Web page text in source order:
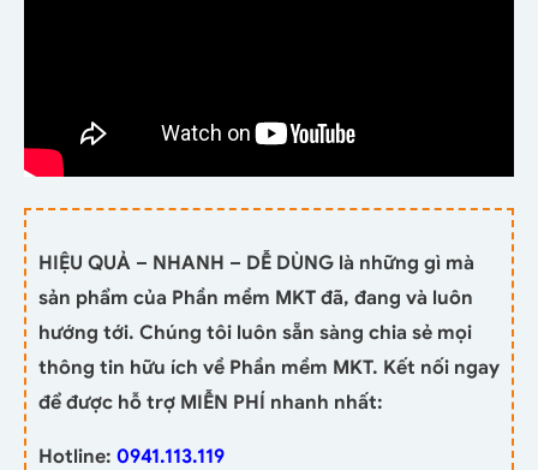
HIỆU QUẢ – NHANH – DỄ DÙNG là những gì mà
sản phẩm của Phần mềm MKT đã, đang và luôn
hướng tới. Chúng tôi luôn sẵn sàng chia sẻ mọi
thông tin hữu ích về Phần mềm MKT. Kết nối ngay
để được hỗ trợ MIỄN PHÍ nhanh nhất:
Hotline: 0941.113.119